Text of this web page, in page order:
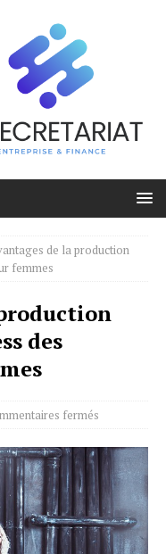
de la production
femmes
des
fermés